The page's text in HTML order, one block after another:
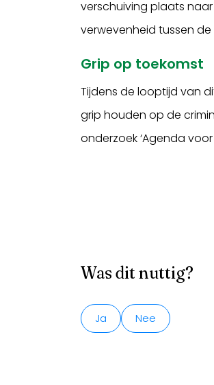
verschuiving plaats
verwevenheid tussen
Grip op toekomst
Tijdens de looptijd van
grip houden op de
onderzoek ‘Agenda
Was dit nuttig?
Ja Nee